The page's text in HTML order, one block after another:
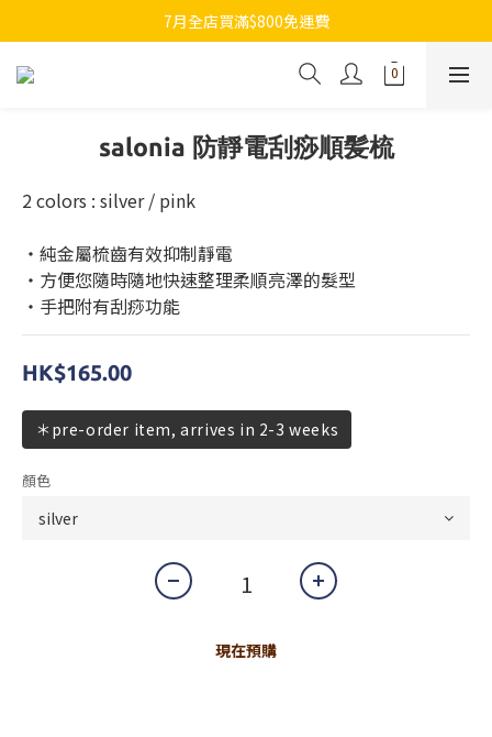
7月全店買滿$800免運費
7月全店買滿$800免運費
歡迎whatsapp查詢各類型日本代購
salonia 防靜電刮痧順髪梳
2 colors : silver / pink
・純金屬梳齒有效抑制靜電
・方便您隨時隨地快速整理柔順亮澤的髮型
・手把附有刮痧功能
HK$165.00
＊pre-order item, arrives in 2-3 weeks
顏色
現在預購